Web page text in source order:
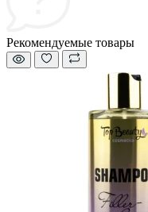
Рекомендуемые товары